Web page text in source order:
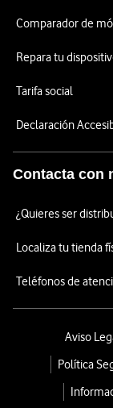
Comparador de
Repara tu
Tarifa social
Declaración
Contacta con
¿Quieres ser
Localiza tu tienda
Teléfonos de
Aviso
Política